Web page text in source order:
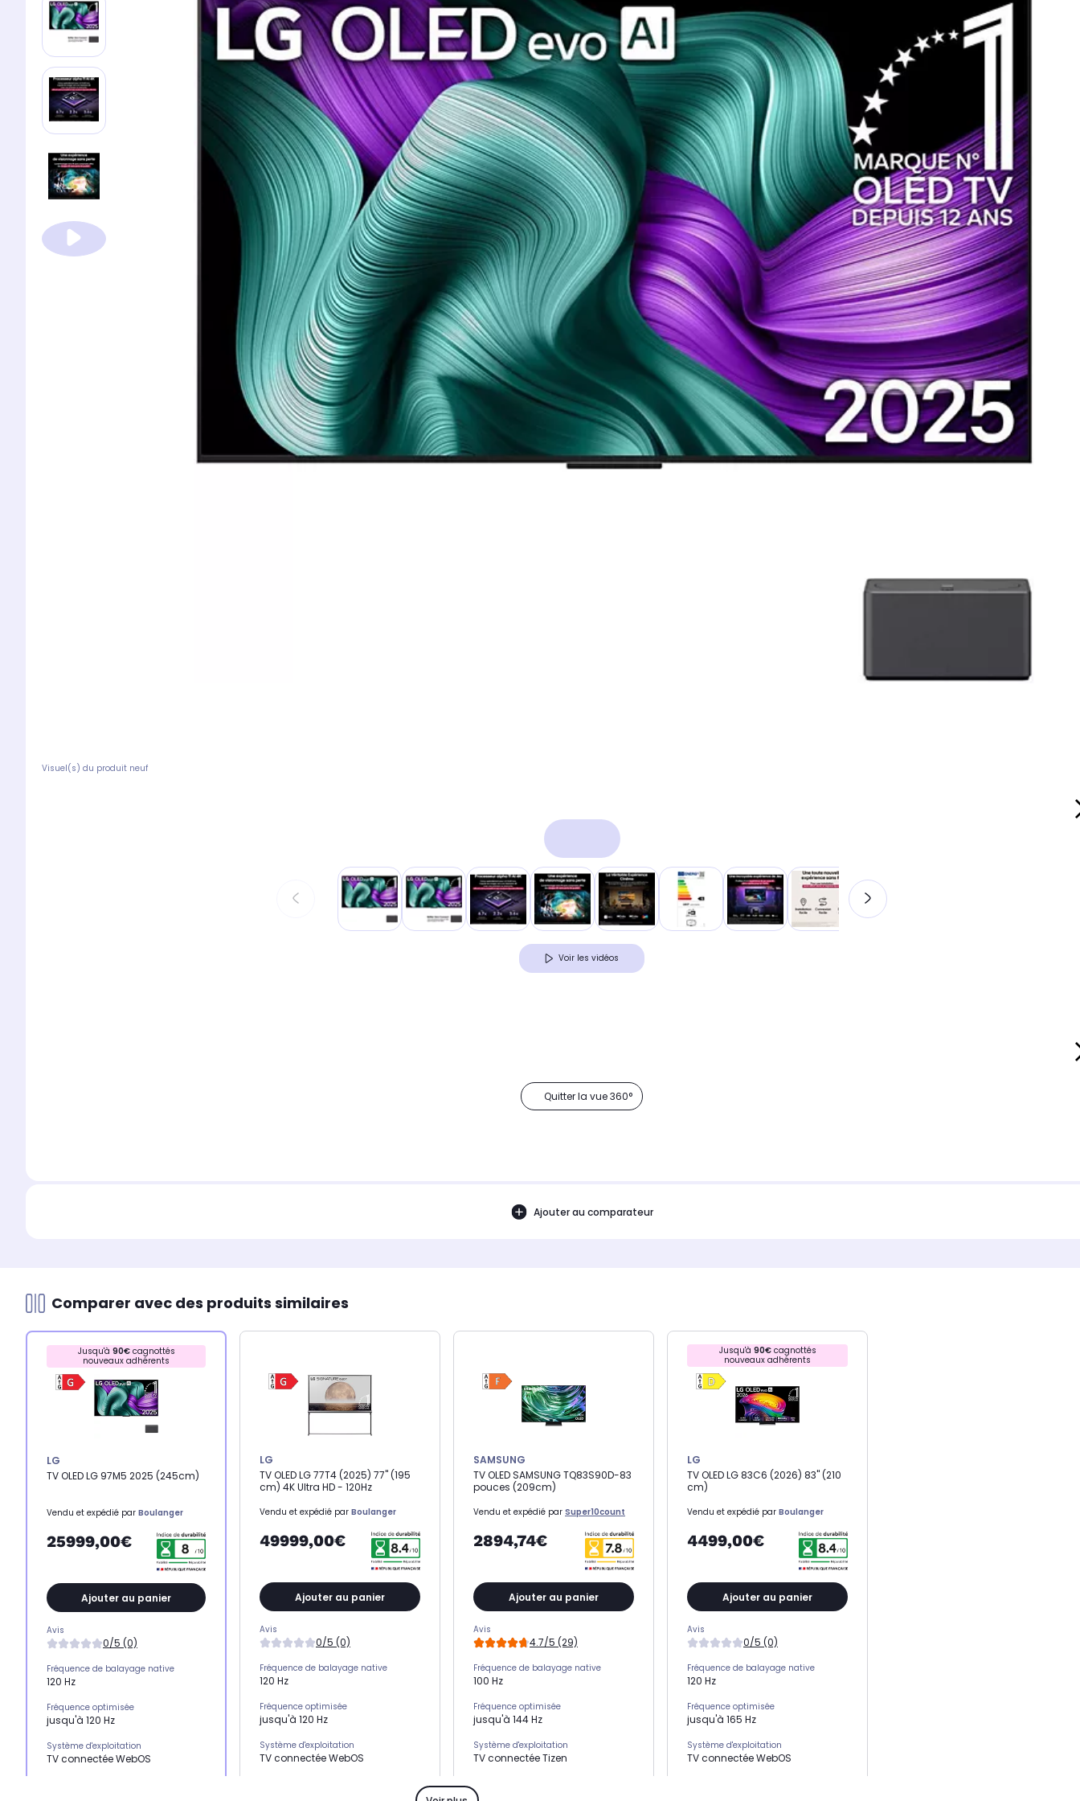
Visuel(s) du produit neuf
Voir les vidéos
Quitter la vue 360°
Ajouter au comparateur
Comparer avec des produits similaires
Jusqu'à 90€cagnottés
nouveaux adhérents
LG
TV OLED LG 97M5 2025 (245cm)
Vendu et expédié par Boulanger
25999,00€
Ajouter au panier
Avis
0/5 (0)
Fréquence de balayage native
120 Hz
Fréquence optimisée
jusqu'à 120 Hz
Système d'exploitation
TV connectée WebOS
LG
TV OLED LG 77T4 (2025) 77" (195
cm) 4K Ultra HD - 120Hz
Vendu et expédié par Boulanger
49999,00€
Ajouter au panier
Avis
0/5 (0)
Fréquence de balayage native
120 Hz
Fréquence optimisée
jusqu'à 120 Hz
Système d'exploitation
TV connectée WebOS
SAMSUNG
TV OLED SAMSUNG TQ83S90D-83
pouces (209cm)
Vendu et expédié par Super10count
2894,74€
Ajouter au panier
Avis
4.7/5 (29)
Fréquence de balayage native
100 Hz
Fréquence optimisée
jusqu'à 144 Hz
Système d'exploitation
TV connectée Tizen
x4
Jusqu'à 90€cagnottés
nouveaux adhérents
LG
TV OLED LG 83C6 (2026) 83" (210
cm)
Vendu et expédié par Boulanger
4499,00€
Ajouter au panier
Avis
0/5 (0)
Fréquence de balayage native
120 Hz
Fréquence optimisée
jusqu'à 165 Hz
Système d'exploitation
TV connectée WebOS